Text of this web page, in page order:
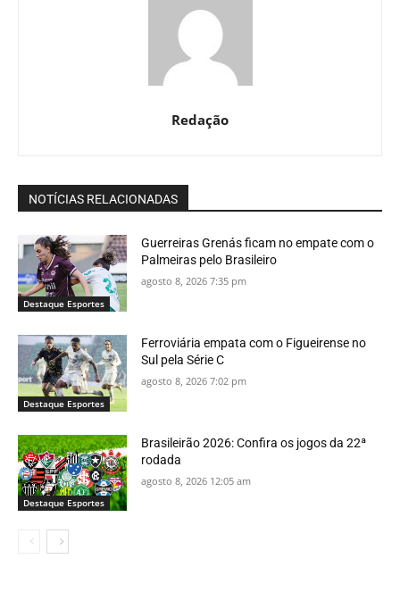
Redação
NOTÍCIAS RELACIONADAS
Destaque Esportes
Guerreiras Grenás ficam no empate com o
Palmeiras pelo Brasileiro
agosto 8, 2026 7:35 pm
Destaque Esportes
Ferroviária empata com o Figueirense no
Sul pela Série C
agosto 8, 2026 7:02 pm
Destaque Esportes
Brasileirão 2026: Confira os jogos da 22ª
rodada
agosto 8, 2026 12:05 am